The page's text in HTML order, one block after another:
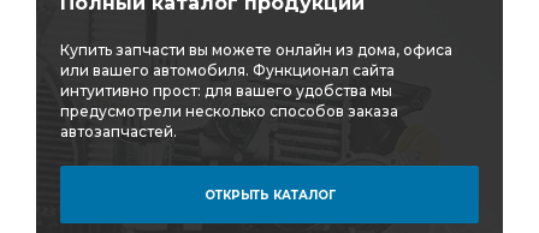
Стремянка рессоры Ролик натяж.
Щетка стеклоочистителя бескаркасная
стеклоочистителя бескаркасная
Купить запчасти вы можете онлайн из дома, офиса
или вашего автомобиля. Функционал сайта
интуитивно прост: для вашего удобства мы
предусмотрели несколько способов заказа
автозапчастей.
ОТКРЫТЬ КАТАЛОГ